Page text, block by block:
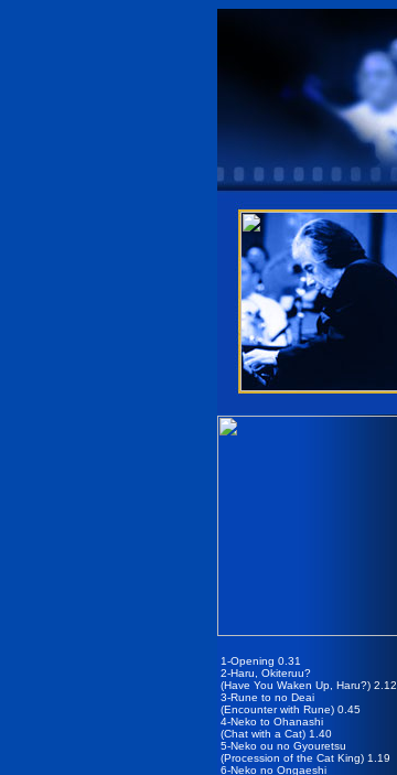
1-Opening 0.31
2-Haru, Okiteruu?
(Have You Waken Up, Haru?) 2.12
3-Rune to no Deai
(Encounter with Rune) 0.45
4-Neko to Ohanashi
(Chat with a Cat) 1.40
5-Neko ou no Gyouretsu
(Procession of the Cat King) 1.19
6-Neko no Ongaeshi